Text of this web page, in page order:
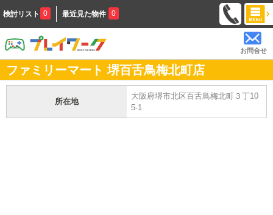
検討リスト 0 最近見た物件 0
お問合せ
ファミリーマート 堺百舌鳥梅北町店
所在地
大阪府堺市北区百舌鳥梅北町３丁10
5-1